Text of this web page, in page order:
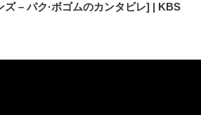
– パク·ボゴムのカンタビレ] | KBS